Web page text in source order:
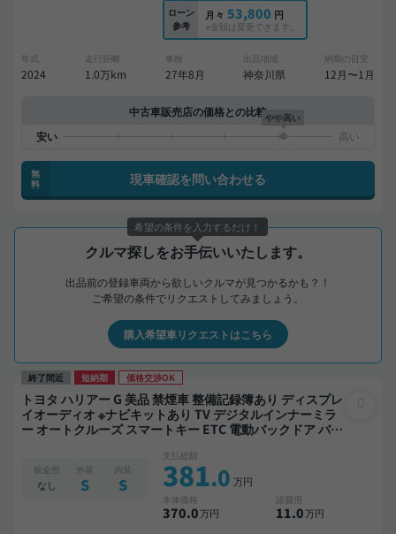
ローン
参考
月々 53,800 円
※金額は変更できます。
年式
2024
走行距離
1.0万km
車検
27年8月
出品地域
神奈川県
納期の目安
12月〜1月
中古車販売店の価格との比較やや高い
無
料
現車確認を問い合わせる
クルマ探しをお手伝いいたします。
出品前の登録車両から欲しいクルマが見つかるかも？！
ご希望の条件でリクエストしてみましょう。
購入希望車リクエストはこちら
終了間近 短納期 価格交渉OK
トヨタ ハリアー G 美品 禁煙車 整備記録簿あり ディスプレ
イオーディオ ※ナビキットあり TV デジタルインナーミラ
ー オートクルーズ スマートキー ETC 電動バックドア バッ
板金歴
なし
外装
S
内装
S
支払総額
381.0 万円
本体価格
370.0万円
諸費用
11.0万円
希望の条件を入力するだけ！